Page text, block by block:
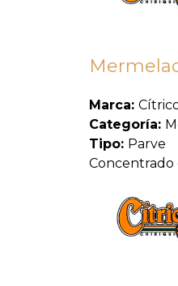
Marca:
Categoría:
Tipo: Parve
Concentrado